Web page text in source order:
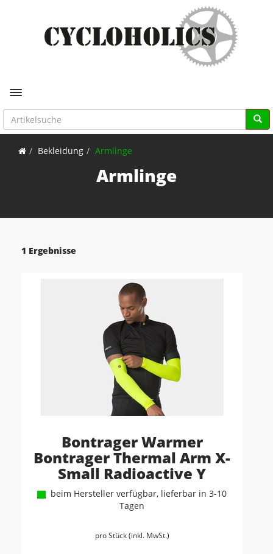
Toggle navigation
Bekleidung Armlinge
Armlinge
1 Ergebnisse
Bontrager Warmer
Bontrager Thermal Arm X-
Small Radioactive Y
beim Hersteller verfügbar, lieferbar in 3-10
Tagen
pro Stück (inkl. MwSt.)